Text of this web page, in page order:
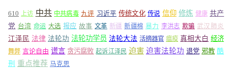
610 上访 中共 中共病毒 九评 习近平 传统文化 传说 信仰 修炼 健康 共产
党 台湾 命运 大选 报应 故事 文革 新疆 新疆棉 暴力 李洪志 欺骗 武汉肺炎
江泽民 法律 法轮功 法轮功学员 法轮大法 活摘器官 瘟疫 真相大白 经济
舞弊 言论自由 谎言 贪污腐败 起诉江泽民 迫害 迫害法轮功 退党 邪教 酷
刑 重点推荐 马克思